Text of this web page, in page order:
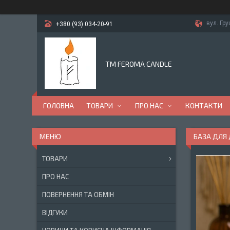
+380 (93) 034-20-91 вул.
TM FEROMA CANDLE
ГОЛОВНА ТОВАРИ ПРО НАС КОНТАКТИ
БАЗА ДЛЯ
ТОВАРИ
ПРО НАС
ПОВЕРНЕННЯ ТА ОБМІН
ВІДГУКИ